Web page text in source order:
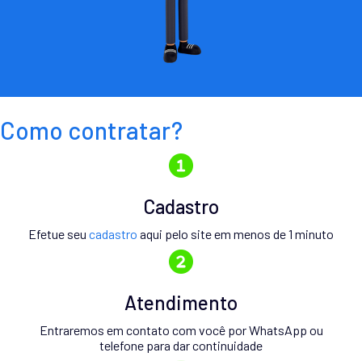
Como contratar?
Cadastro
Efetue seu cadastro aqui pelo site em menos de 1 minuto
Atendimento
Entraremos em contato com você por WhatsApp ou
telefone para dar continuidade